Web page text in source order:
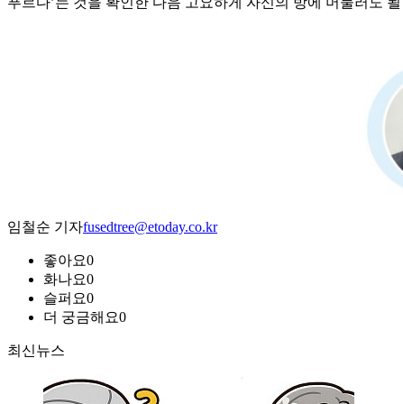
임철순 기자fusedtree@etoday.co.kr
좋아요0
화나요0
슬퍼요0
더 궁금해요0
최신뉴스